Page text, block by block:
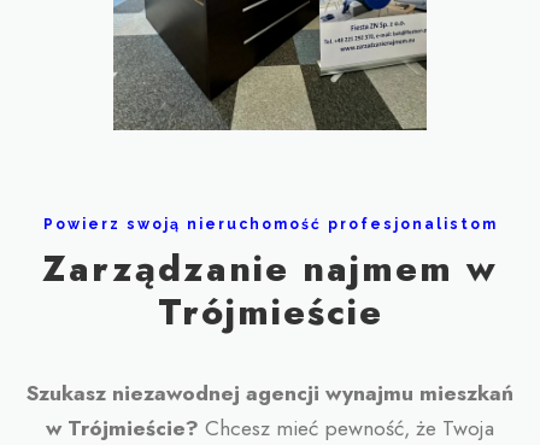
Powierz swoją nieruchomość profesjonalistom
Zarządzanie najmem w
Trójmieście
Szukasz niezawodnej agencji wynajmu mieszkań
w Trójmieście? Chcesz mieć pewność, że Twoja